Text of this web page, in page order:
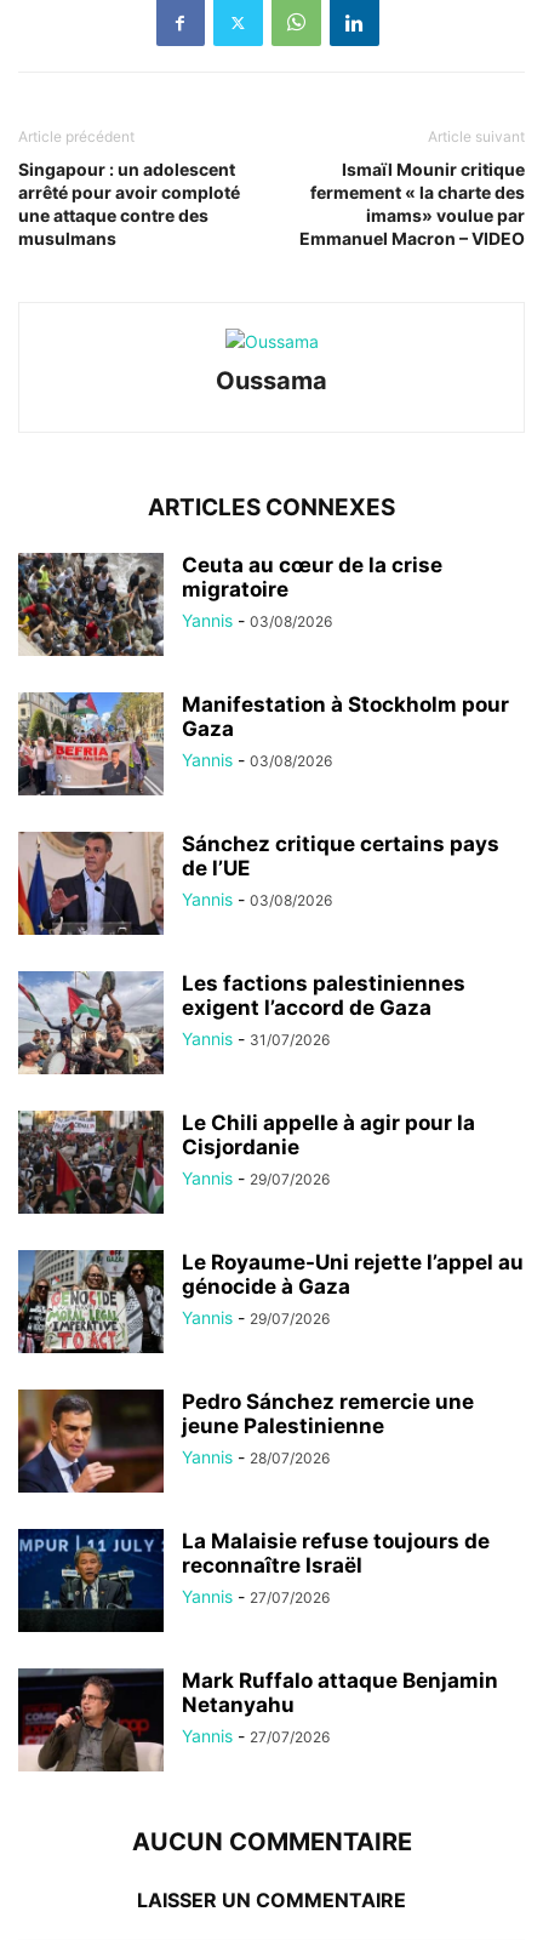
Article précédent
Singapour : un adolescent
arrêté pour avoir comploté
une attaque contre des
musulmans
Article suivant
Ismaïl Mounir critique
fermement « la charte des
imams» voulue par
Emmanuel Macron – VIDEO
Oussama
ARTICLES CONNEXES
Ceuta au cœur de la crise
migratoire
Yannis - 03/08/2026
Manifestation à Stockholm pour
Gaza
Yannis - 03/08/2026
Sánchez critique certains pays
de l’UE
Yannis - 03/08/2026
Les factions palestiniennes
exigent l’accord de Gaza
Yannis - 31/07/2026
Le Chili appelle à agir pour la
Cisjordanie
Yannis - 29/07/2026
Le Royaume-Uni rejette l’appel au
génocide à Gaza
Yannis - 29/07/2026
Pedro Sánchez remercie une
jeune Palestinienne
Yannis - 28/07/2026
La Malaisie refuse toujours de
reconnaître Israël
Yannis - 27/07/2026
Mark Ruffalo attaque Benjamin
Netanyahu
Yannis - 27/07/2026
AUCUN COMMENTAIRE
LAISSER UN COMMENTAIRE